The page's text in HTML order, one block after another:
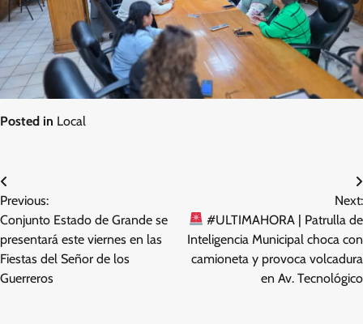
Posted in Local
Navegación
de
entradas
Previous:
Conjunto Estado de Grande se
presentará este viernes en las
Fiestas del Señor de los
Guerreros
Next:
#ULTIMAHORA | Patrulla de
Inteligencia Municipal choca con
camioneta y provoca volcadura
en Av. Tecnológico